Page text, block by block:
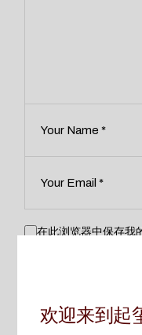
在此浏览器中保存我
欢迎来到起